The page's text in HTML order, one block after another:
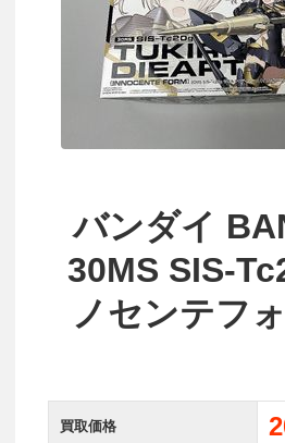
バンダイ
30MS SIS-
ノセンテフ
買取価格